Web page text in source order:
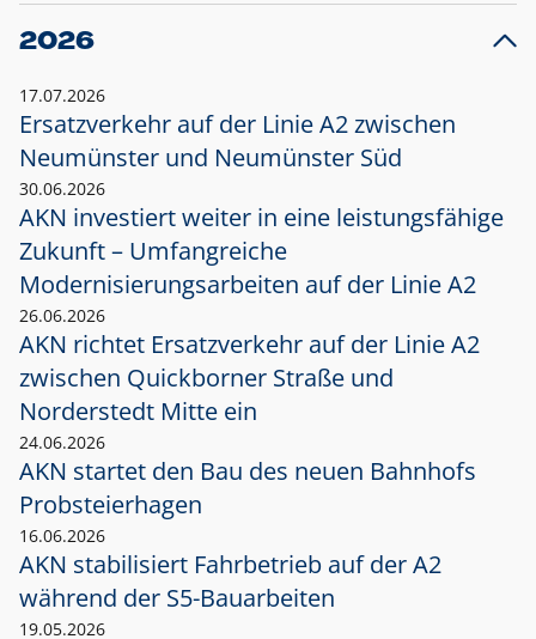
2026
17.07.2026
Ersatzverkehr auf der Linie A2 zwischen
Neumünster und Neumünster Süd
30.06.2026
AKN investiert weiter in eine leistungsfähige
Zukunft – Umfangreiche
Modernisierungsarbeiten auf der Linie A2
26.06.2026
AKN richtet Ersatzverkehr auf der Linie A2
zwischen Quickborner Straße und
Norderstedt Mitte ein
24.06.2026
AKN startet den Bau des neuen Bahnhofs
Probsteierhagen
16.06.2026
AKN stabilisiert Fahrbetrieb auf der A2
während der S5-Bauarbeiten
19.05.2026